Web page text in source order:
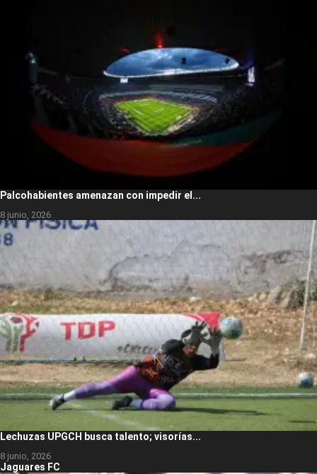
Palcohabientes amenazan con impedir el...
8 junio, 2026
Lechuzas UPGCH busca talento; visorías...
8 junio, 2026
Jaguares FC